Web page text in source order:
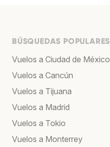
BÚSQUEDAS POPULARES
Vuelos a Ciudad de México
Vuelos a Cancún
Vuelos a Tijuana
Vuelos a Madrid
Vuelos a Tokio
Vuelos a Monterrey